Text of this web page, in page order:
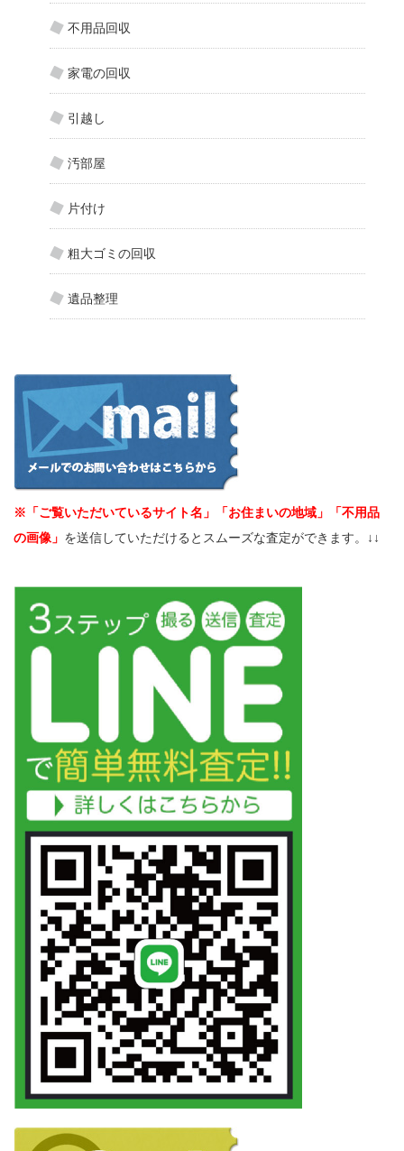
不用品回収
家電の回収
引越し
汚部屋
片付け
粗大ゴミの回収
遺品整理
※「ご覧いただいているサイト名」「お住まいの地域」「不用品
の画像」 を送信していただけるとスムーズな査定ができます。↓↓